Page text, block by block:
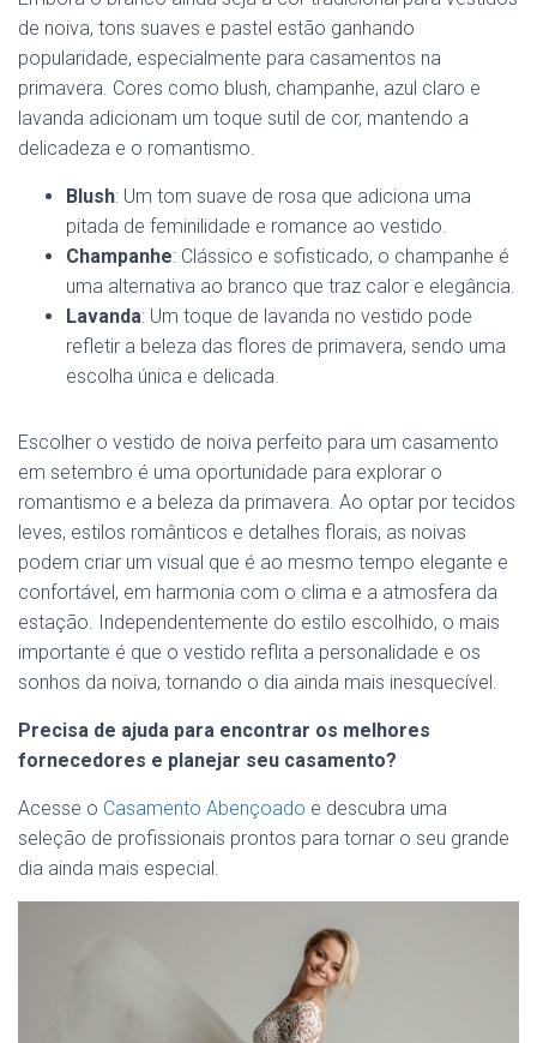
de noiva, tons suaves e pastel estão ganhando
popularidade, especialmente para casamentos na
primavera. Cores como blush, champanhe, azul claro e
lavanda adicionam um toque sutil de cor, mantendo a
delicadeza e o romantismo.
Blush: Um tom suave de rosa que adiciona uma
pitada de feminilidade e romance ao vestido.
Champanhe: Clássico e sofisticado, o champanhe é
uma alternativa ao branco que traz calor e elegância.
Lavanda: Um toque de lavanda no vestido pode
refletir a beleza das flores de primavera, sendo uma
escolha única e delicada.
Escolher o vestido de noiva perfeito para um casamento
em setembro é uma oportunidade para explorar o
romantismo e a beleza da primavera. Ao optar por tecidos
leves, estilos românticos e detalhes florais, as noivas
podem criar um visual que é ao mesmo tempo elegante e
confortável, em harmonia com o clima e a atmosfera da
estação. Independentemente do estilo escolhido, o mais
importante é que o vestido reflita a personalidade e os
sonhos da noiva, tornando o dia ainda mais inesquecível.
Precisa de ajuda para encontrar os melhores
fornecedores e planejar seu casamento?
Acesse o Casamento Abençoado e descubra uma
seleção de profissionais prontos para tornar o seu grande
dia ainda mais especial.